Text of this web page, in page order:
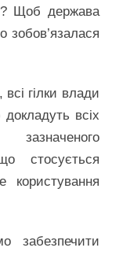
Щоб держава
зобов’язалася
гілки влади
всіх
стосується
користування
забезпечити